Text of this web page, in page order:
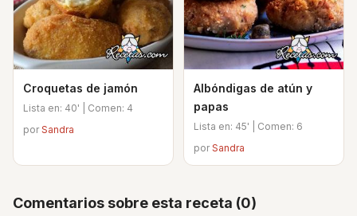
Croquetas de jamón
Lista en: 40' | Comen: 4
porSandra
Albóndigas de atún y
papas
Lista en: 45' | Comen: 6
porSandra
Comentarios sobre esta receta (0)